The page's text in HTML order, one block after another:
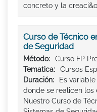
concreto y la
Curso de Técnico
de Seguridad
Método:
Curso FP
Tematica:
Cursos
Duración:
Es
donde se realicen los
Nuestro Curso de